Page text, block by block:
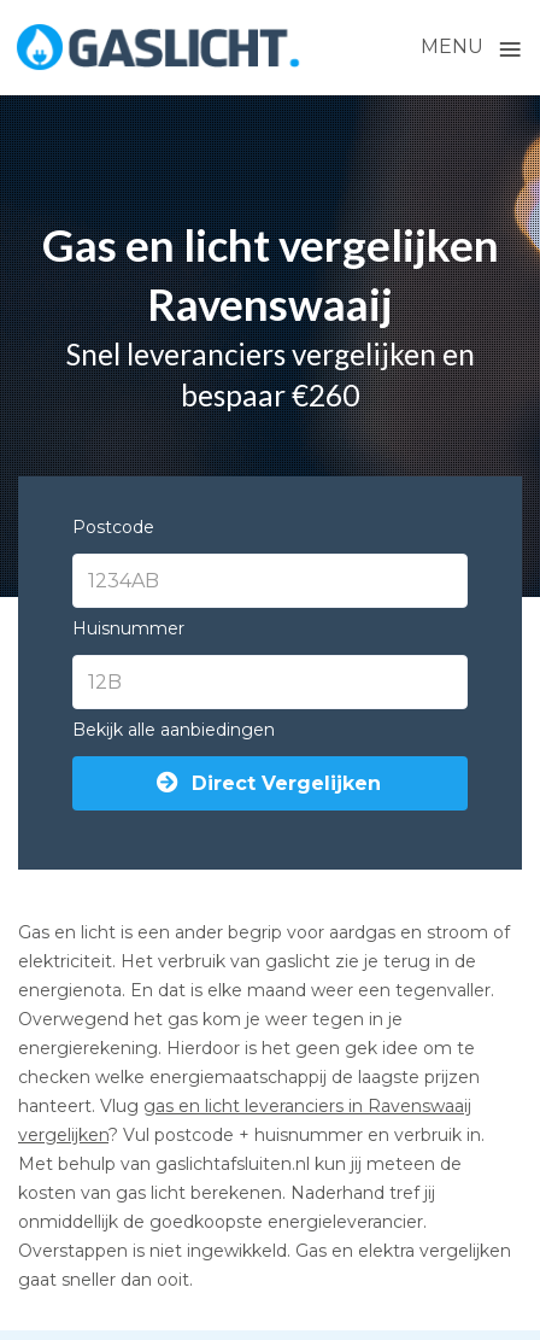
MENU ≡
Skip
to
content
Gas en licht vergelijken
Ravenswaaij
Snel leveranciers vergelijken en
bespaar €260
Postcode
Huisnummer
Bekijk alle aanbiedingen
Direct Vergelijken
Gas en licht is een ander begrip voor aardgas en stroom of
elektriciteit. Het verbruik van gaslicht zie je terug in de
energienota. En dat is elke maand weer een tegenvaller.
Overwegend het gas kom je weer tegen in je
energierekening. Hierdoor is het geen gek idee om te
checken welke energiemaatschappij de laagste prijzen
hanteert. Vlug gas en licht leveranciers in Ravenswaaij
vergelijken? Vul postcode + huisnummer en verbruik in.
Met behulp van gaslichtafsluiten.nl kun jij meteen de
kosten van gas licht berekenen. Naderhand tref jij
onmiddellijk de goedkoopste energieleverancier.
Overstappen is niet ingewikkeld. Gas en elektra vergelijken
gaat sneller dan ooit.